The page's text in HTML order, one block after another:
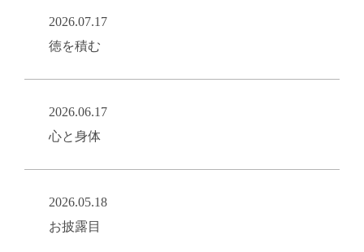
2026.07.17
徳を積む
2026.06.17
心と身体
2026.05.18
お披露目